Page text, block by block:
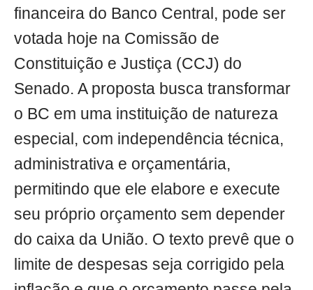
financeira do Banco Central, pode ser
votada hoje na Comissão de
Constituição e Justiça (CCJ) do
Senado. A proposta busca transformar
o BC em uma instituição de natureza
especial, com independência técnica,
administrativa e orçamentária,
permitindo que ele elabore e execute
seu próprio orçamento sem depender
do caixa da União. O texto prevê que o
limite de despesas seja corrigido pela